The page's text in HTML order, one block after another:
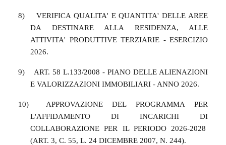
8)
VERIFICA QUALITA' E QUANTITA' DELLE AREE
DA DESTINARE ALLA RESIDENZA, ALLE
ATTIVITA' PRODUTTIVE TERZIARIE - ESERCIZIO
2026.
9)
ART. 58 L.133/2008 - PIANO DELLE ALIENAZIONI
E VALORIZZAZIONI IMMOBILIARI - ANNO 2026.
10)
APPROVAZIONE DEL PROGRAMMA PER
L'AFFIDAMENTO DI INCARICHI DI
COLLABORAZIONE PER IL PERIODO 2026-2028
(ART. 3, C. 55, L. 24 DICEMBRE 2007, N. 244).